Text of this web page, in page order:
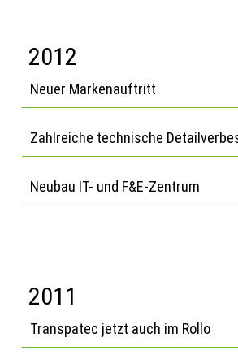
2012
Neuer Markenauftritt
Zahlreiche technische
Neubau IT- und F&E-Zentrum
2011
Transpatec jetzt auch im Rollo